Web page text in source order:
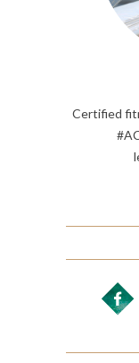
Certified